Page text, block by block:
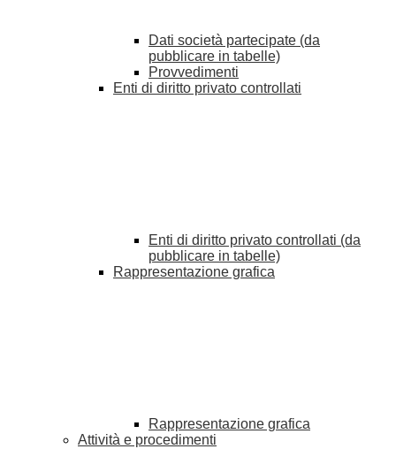
Dati società partecipate (da
pubblicare in tabelle)
Provvedimenti
Enti di diritto privato controllati
Enti di diritto privato controllati (da
pubblicare in tabelle)
Rappresentazione grafica
Rappresentazione grafica
Attività e procedimenti